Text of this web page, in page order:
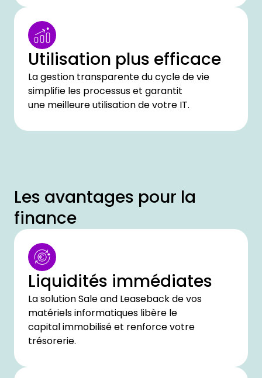
Utilisation plus efficace
La gestion transparente du cycle de vie
simplifie les processus et garantit
une meilleure utilisation de votre IT.
Les avantages pour la
finance
Liquidités immédiates
La solution Sale and Leaseback de vos
matériels informatiques libère le
capital immobilisé et renforce votre
trésorerie.